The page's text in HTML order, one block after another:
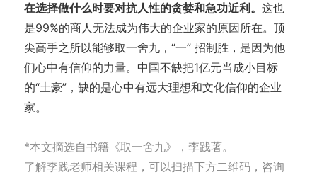
在选择做什么时要对抗人性的贪婪和急功近利。 这也
是99%的商人无法成为伟大的企业家的原因所在。顶
尖高手之所以能够取一舍九，“一” 招制胜，是因为他
们心中有信仰的力量。中国不缺把1亿元当成小目标
的“土豪”，缺的是心中有远大理想和文化信仰的企业
家。
*本文摘选自书籍《取一舍九》，李践著。
了解李践老师相关课程，可以扫描下方二维码，咨询